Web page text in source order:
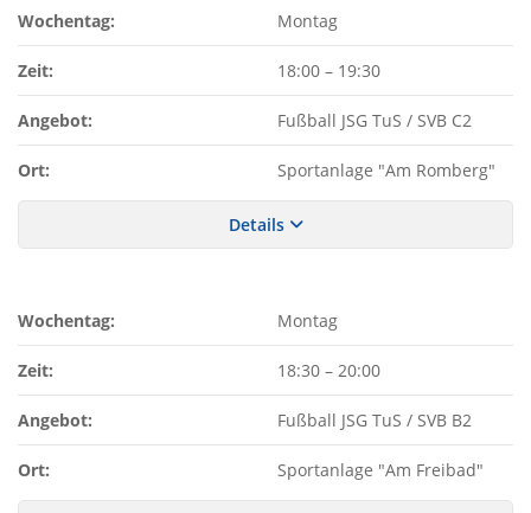
Wochentag: Montag
Zeit: 18:00 – 19:30
Angebot: Fußball JSG TuS / SVB C2
Ort: Sportanlage "Am Romberg"
Details
Wochentag: Montag
Zeit: 18:30 – 20:00
Angebot: Fußball JSG TuS / SVB B2
Ort: Sportanlage "Am Freibad"